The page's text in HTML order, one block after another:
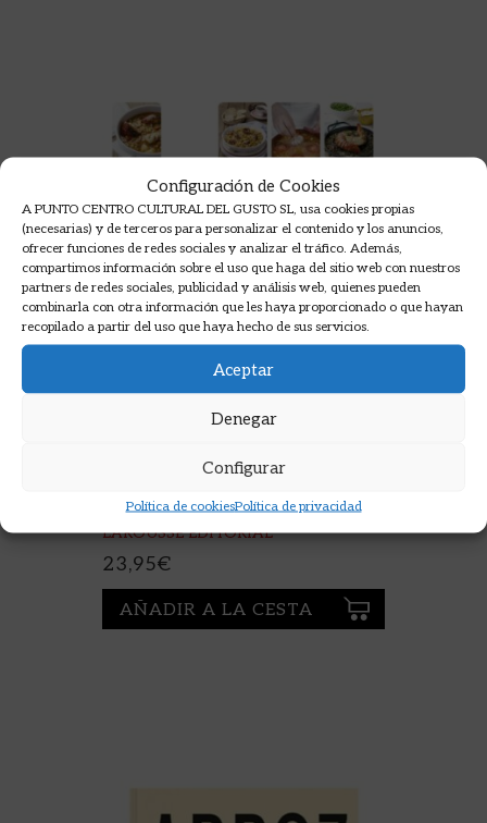
Configuración de Cookies
A PUNTO CENTRO CULTURAL DEL GUSTO SL, usa cookies propias
(necesarias) y de terceros para personalizar el contenido y los anuncios,
ofrecer funciones de redes sociales y analizar el tráfico. Además,
compartimos información sobre el uso que haga del sitio web con nuestros
partners de redes sociales, publicidad y análisis web, quienes pueden
combinarla con otra información que les haya proporcionado o que hayan
recopilado a partir del uso que haya hecho de sus servicios.
Aceptar
Denegar
Configurar
Política de cookiesPolítica de privacidad
ESCUELA DE ARROZ
LAROUSSE EDITORIAL
23,95€
AÑADIR A LA CESTA